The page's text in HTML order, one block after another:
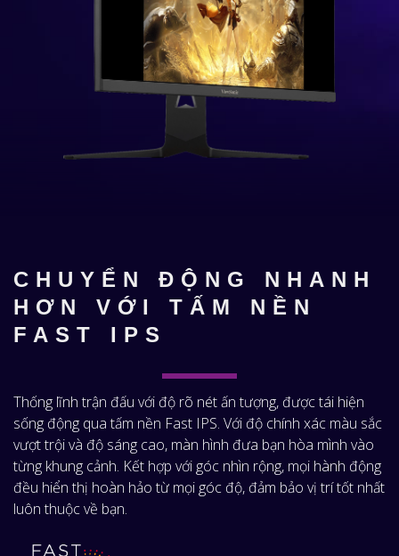
CHUYỂN ĐỘNG NHANH
HƠN VỚI TẤM NỀN
FAST IPS
Thống lĩnh trận đấu với độ rõ nét ấn tượng, được tái hiện
sống động qua tấm nền Fast IPS. Với độ chính xác màu sắc
vượt trội và độ sáng cao, màn hình đưa bạn hòa mình vào
từng khung cảnh. Kết hợp với góc nhìn rộng, mọi hành động
đều hiển thị hoàn hảo từ mọi góc độ, đảm bảo vị trí tốt nhất
luôn thuộc về bạn.